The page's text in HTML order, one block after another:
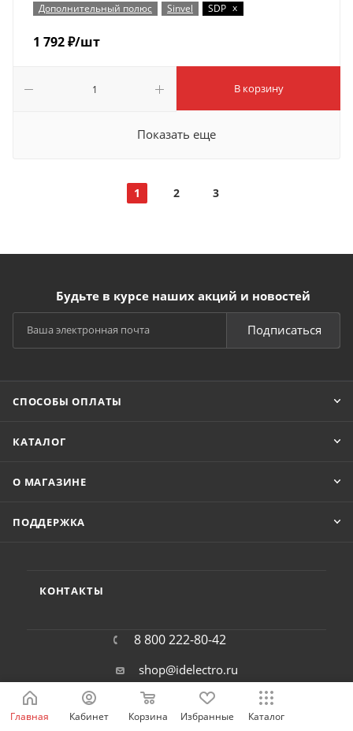
Дополнительный полюс Sinvel SDP x
1 792₽/шт
В корзину
Показать еще
1 2 3
Будьте в курсе наших акций и новостей
Подписаться
СПОСОБЫ ОПЛАТЫ
КАТАЛОГ
О МАГАЗИНЕ
ПОДДЕРЖКА
КОНТАКТЫ
8 800 222-80-42
shop@idelectro.ru
г. Екатеринбург, ул. Анри Барбюса 13
Главная Кабинет Корзина Избранные Каталог